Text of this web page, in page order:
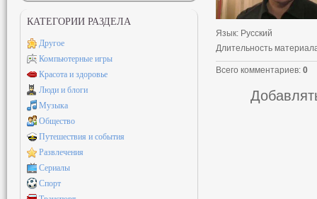
Язык: Русский
Длительность
Всего комментариев: 0
КАТЕГОРИИ РАЗДЕЛА
Другое
Компьютерные игры
Красота и здоровье
Люди и блоги
Музыка
Общество
Путешествия и события
Развлечения
Сериалы
Спорт